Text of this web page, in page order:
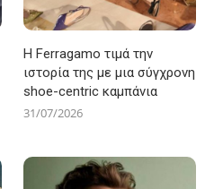
Η Ferragamo τιμά την
ιστορία της με μια σύγχρονη
shoe-centric καμπάνια
31/07/2026